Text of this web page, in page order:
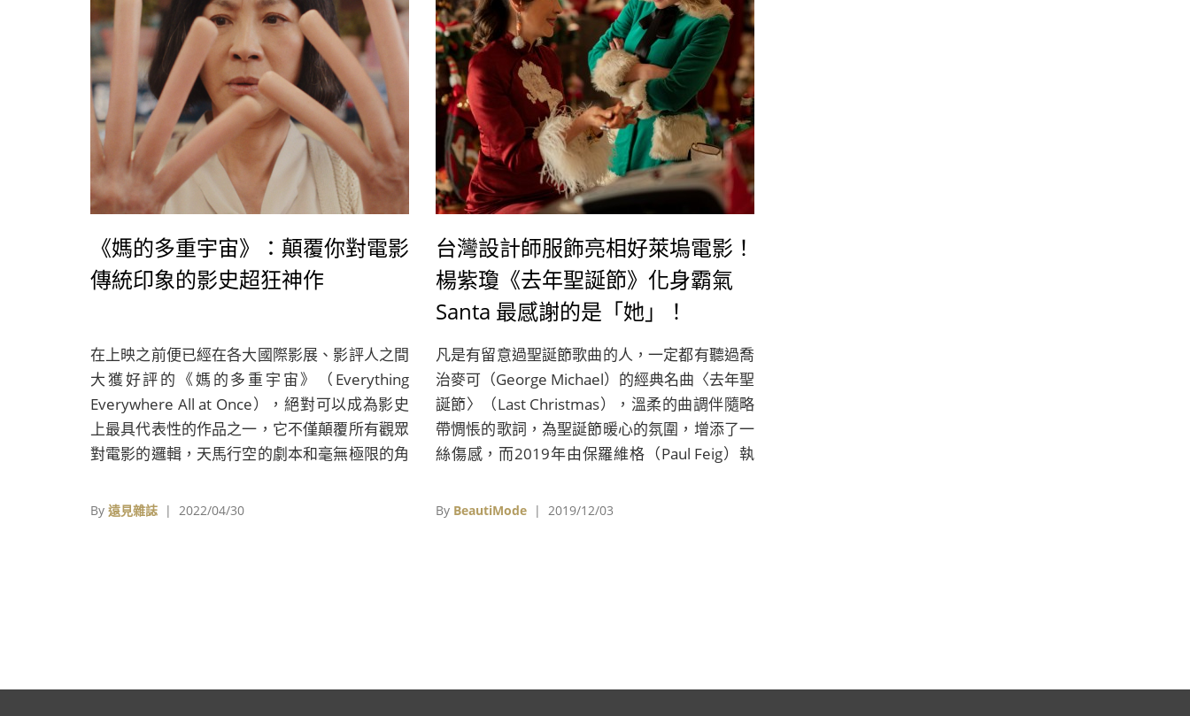
《媽的多重宇宙》：顛覆你對電影
傳統印象的影史超狂神作
在上映之前便已經在各大國際影展、影評人之間
大獲好評的《媽的多重宇宙》（Everything
Everywhere All at Once），絕對可以成為影史
上最具代表性的作品之一，它不僅顛覆所有觀眾
對電影的邏輯，天馬行空的劇本和毫無極限的角
弦的視覺饗宴。
By 遠見雜誌 | 2022/04/30
台灣設計師服飾亮相好萊塢電影！
楊紫瓊《去年聖誕節》化身霸氣
Santa 最感謝的是「她」！
凡是有留意過聖誕節歌曲的人，一定都有聽過喬
治麥可（George Michael）的經典名曲〈去年聖
誕節〉（Last Christmas），溫柔的曲調伴隨略
帶惆悵的歌詞，為聖誕節暖心的氛圍，增添了一
絲傷感，而2019年由保羅維格（Paul Feig）執
劇、製作、演出，並由艾蜜莉亞克拉克（Emilia
By BeautiMode | 2019/12/03